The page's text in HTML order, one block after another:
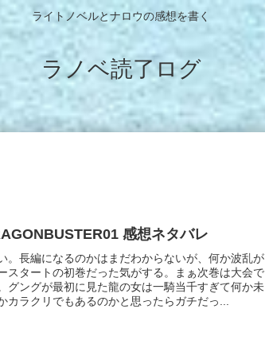
ライトノベルとナロウの感想を書く
ラノベ読了ログ
感想ネタバレ
。長編になるのかはまだわからないが、何か波乱が
スタートの初巻だった気がする。まぁ次巻は大会で
グングが最初に見た龍の女は一騎当千すぎて何か未
カラクリでもあるのかと思ったらガチだっ...